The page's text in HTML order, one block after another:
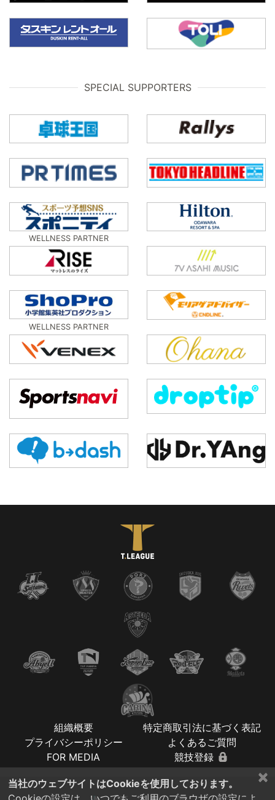
SPECIAL SUPPORTERS
WELLNESS PARTNER
WELLNESS PARTNER
組織概要
特定商取引法に基づく表記
プライバシーポリシー
よくあるご質問
FOR MEDIA
競技登録
×
当社のウェブサイトはCookieを使用しております。